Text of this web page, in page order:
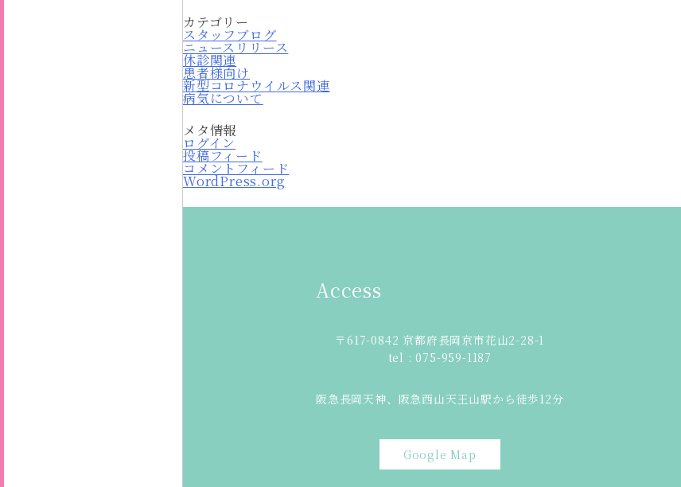
カテゴリー
スタッフブログ
ニュースリリース
休診関連
患者様向け
新型コロナウイルス関連
病気について
メタ情報
ログイン
投稿フィード
コメントフィード
WordPress.org
Access
〒617-0842 京都府長岡京市花山2-28-1
tel : 075-959-1187
阪急長岡天神、阪急西山天王山駅から徒歩12分
Google Map